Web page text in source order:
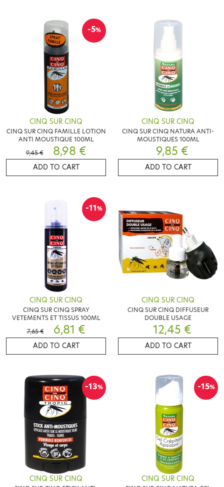
-5%
CINQ SUR CINQ
CINQ SUR CINQ FAMILLE LOTION
ANTI MOUSTIQUE 100ML
9,45 €
8,98 €
ADD TO CART
CINQ SUR CINQ
CINQ SUR CINQ NATURA ANTI-
MOUSTIQUES 100ML
9,85 €
ADD TO CART
-11%
CINQ SUR CINQ
CINQ SUR CINQ SPRAY
VETEMENTS ET TISSUS 100ML
7,65 €
6,81 €
ADD TO CART
CINQ SUR CINQ
CINQ SUR CINQ DIFFUSEUR
DOUBLE USAGE
12,45 €
ADD TO CART
-13%
CINQ SUR CINQ
-15%
CINQ SUR CINQ